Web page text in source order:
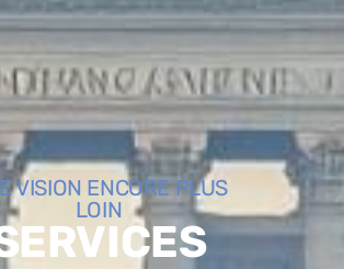
VISION ENCORE PLUS
LOIN